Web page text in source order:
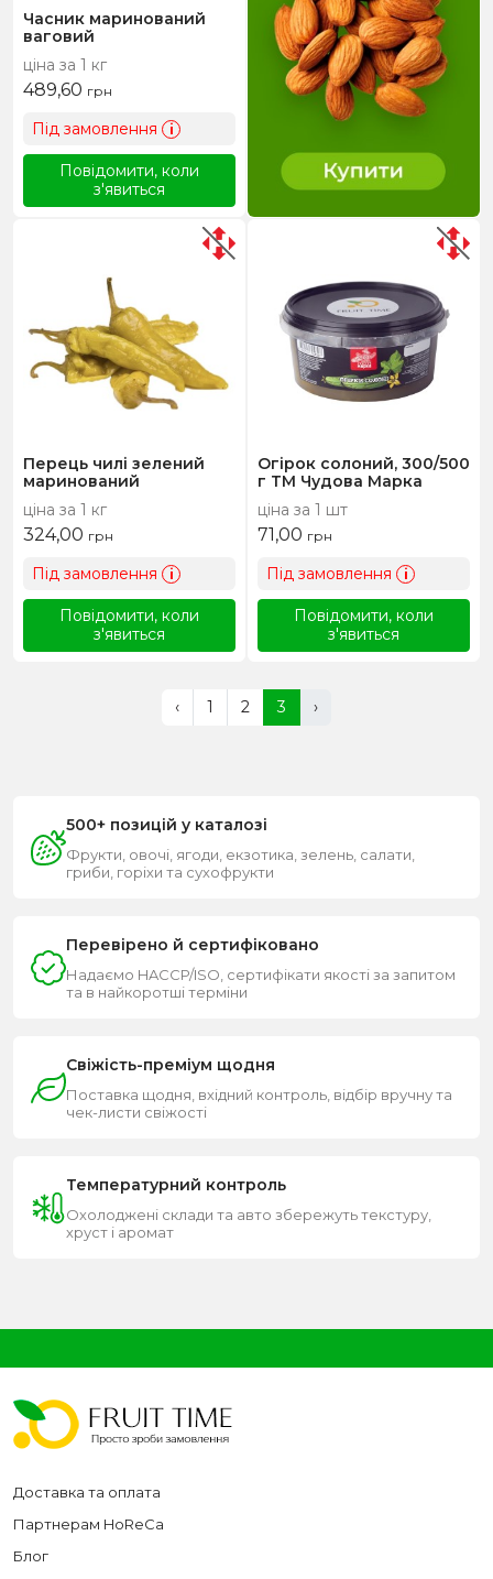
Часник маринований
ваговий
ціна за 1 кг
489,60 грн
Під замовлення i
Повідомити, коли
з'явиться
Перець чилі зелений
маринований
ціна за 1 кг
324,00 грн
Під замовлення i
Повідомити, коли
з'явиться
Огірок солоний, 300/500
г ТМ Чудова Марка
ціна за 1 шт
71,00 грн
Під замовлення i
Повідомити, коли
з'явиться
‹ 1 2 3 ›
500+ позицій у каталозі
Фрукти, овочі, ягоди, екзотика, зелень, салати,
гриби, горіхи та сухофрукти
Перевірено й сертифіковано
Надаємо HACCP/ISO, сертифікати якості за запитом
та в найкоротші терміни
Свіжість-преміум щодня
Поставка щодня, вхідний контроль, відбір вручну та
чек-листи свіжості
Температурний контроль
Охолоджені склади та авто збережуть текстуру,
хруст і аромат
Доставка та оплата
Партнерам HoReCa
Блог